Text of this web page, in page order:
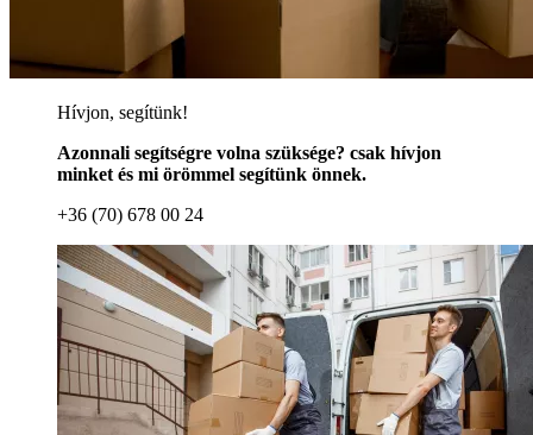
Hívjon, segítünk!
Azonnali segítségre volna szüksége? csak hívjon
minket és mi örömmel segítünk önnek.
+36 (70) 678 00 24